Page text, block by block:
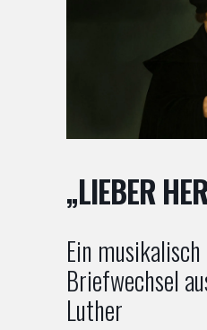
„LIEBER
Ein
Briefwechsel
Luther